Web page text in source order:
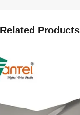
Related Products